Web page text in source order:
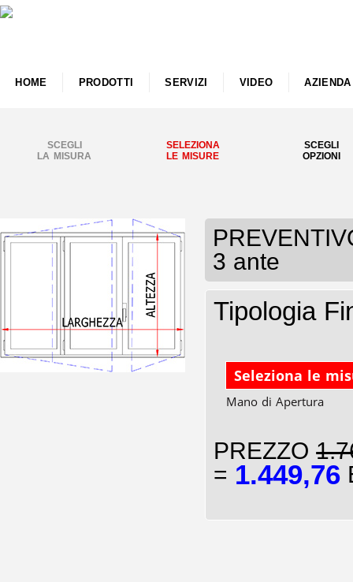
HOME PRODOTTI SERVIZI VIDEO AZIENDA
SCEGLI
LA MISURA
SELEZIONA
LE MISURE
SCEGLI
OPZIONI
3 ante
Tipologia
Seleziona le
Mano di Apertura
PREZZO
= 1.449,76